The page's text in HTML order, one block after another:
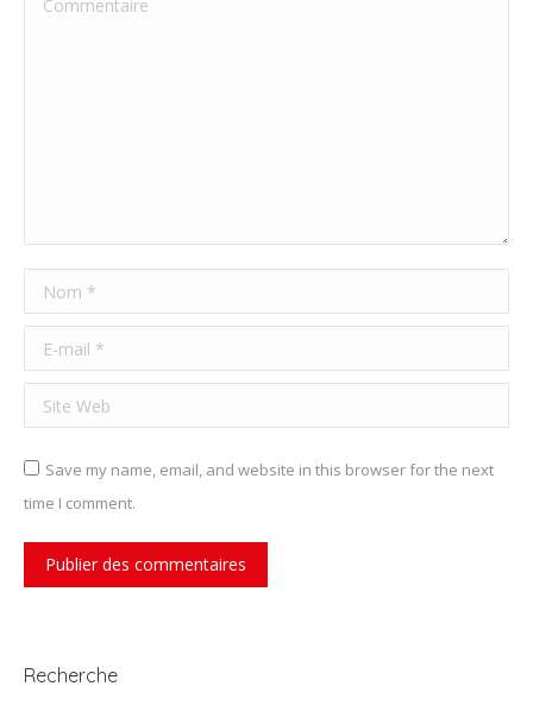
Nom *
E-mail *
Site Web
Save my name, email, and website in this browser for the next
time I comment.
Publier des commentaires
Recherche